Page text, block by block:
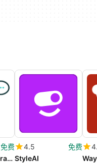
免费
Comment Generator
4.5
免费
StyleAI